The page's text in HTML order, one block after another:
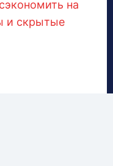
на
и скрытые